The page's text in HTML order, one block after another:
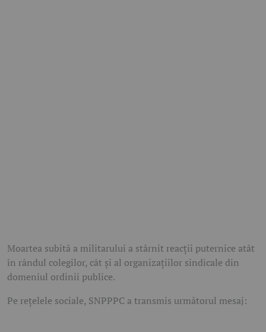
Moartea subită a militarului a stârnit reacții puternice atât
în rândul colegilor, cât și al organizațiilor sindicale din
domeniul ordinii publice.
Pe rețelele sociale, SNPPPC a transmis următorul mesaj: